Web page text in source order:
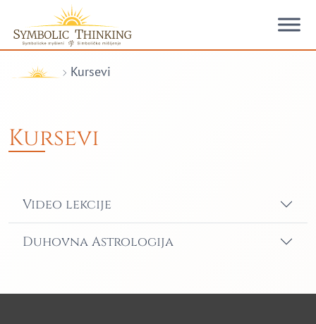
Skip to content
Kursevi
Kursevi
Video lekcije
Duhovna Astrologija